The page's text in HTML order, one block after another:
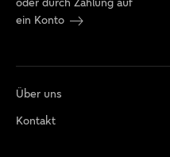
oder durch Zahlung auf
ein Konto
Über uns
Kontakt